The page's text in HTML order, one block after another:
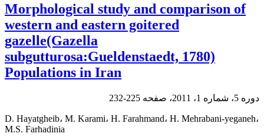
Morphological study and comparison of
western and eastern goitered
gazelle(Gazella
subgutturosa:Gueldenstaedt, 1780)
Populations in Iran
دوره 5، شماره 1، 2011، صفحه 225-232
D. Hayatgheib، M. Karami، H. Farahmand، H. Mehrabani-yeganeh،
M.S. Farhadinia